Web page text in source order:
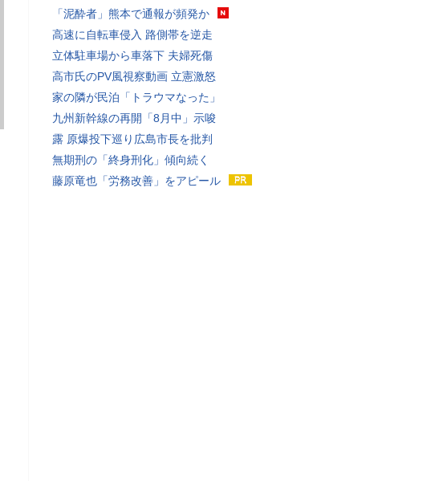
「泥酔者」熊本で通報が頻発か
高速に自転車侵入 路側帯を逆走
立体駐車場から車落下 夫婦死傷
高市氏のPV風視察動画 立憲激怒
家の隣が民泊「トラウマなった」
九州新幹線の再開「8月中」示唆
露 原爆投下巡り広島市長を批判
無期刑の「終身刑化」傾向続く
藤原竜也「労務改善」をアピール